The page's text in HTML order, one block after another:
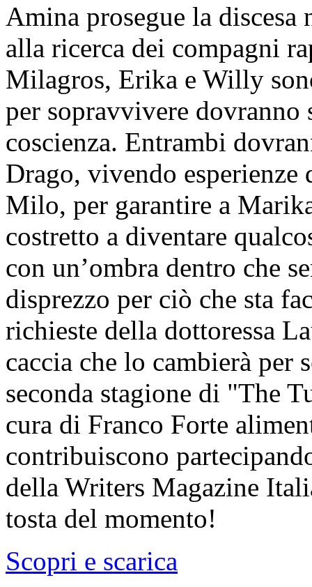
Amina prosegue la
alla ricerca dei compagni
Milagros, Erika e Willy
per sopravvivere dovranno
coscienza. Entrambi
Drago, vivendo esperienze
Milo, per garantire a
costretto a diventare
con un’ombra dentro che
disprezzo per ciò che sta
richieste della dottoressa
caccia che lo cambierà
seconda stagione di "The
cura di Franco Forte
contribuiscono
della Writers Magazine
tosta del momento!
Scopri e scarica